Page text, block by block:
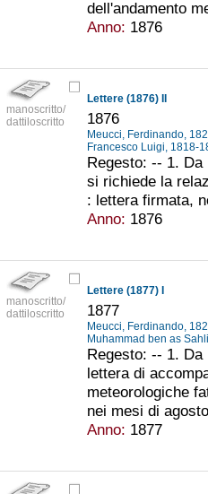
dell'andamento
Anno: 1876
manoscritto/
dattiloscritto
Lettere (1876) II
1876
Meucci, Ferdinando,
Francesco Luigi, 1818-
Regesto: -- 1.
si richiede la
: lettera firmata,
Anno: 1876
manoscritto/
dattiloscritto
Lettere (1877) I
1877
Meucci, Ferdinando,
Muhammad ben as
Regesto: -- 1.
lettera di
meteorologiche
nei mesi di
Anno: 1877